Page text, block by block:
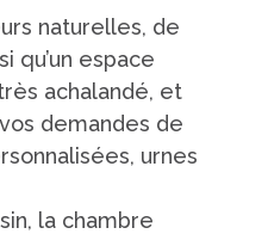
naturelles, de
qu’un espace
achalandé, et
demandes de
urnes
la chambre